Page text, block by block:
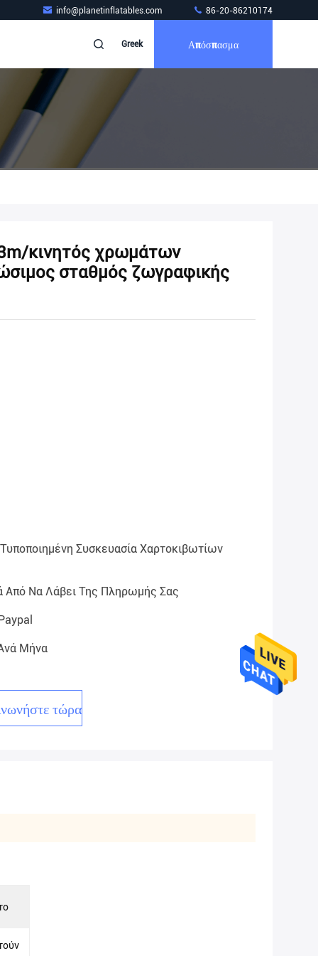
info@planetinflatables.com 86-20-86210174
Greek Απόσπασμα
κινητός χρωμάτων
σταθμός ζωγραφικής
Συσκευασία Χαρτοκιβωτίων
Να Λάβει Της Πληρωμής Σας
Μήνα
τώρα